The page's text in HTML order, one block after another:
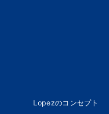
Lopezのコンセプト